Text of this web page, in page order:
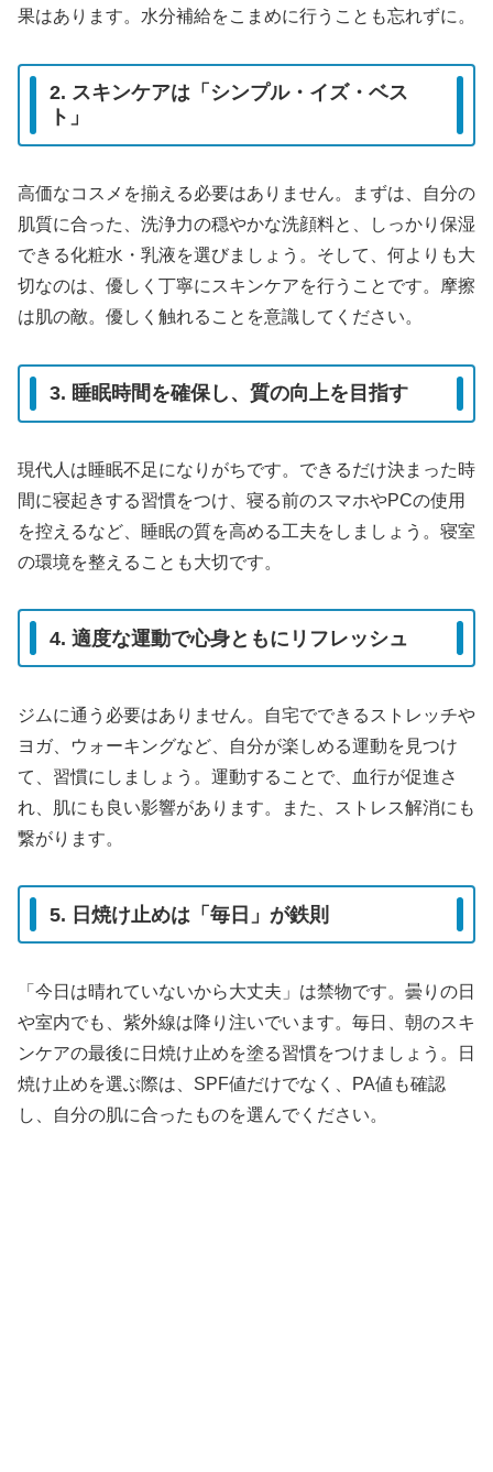
果はあります。水分補給をこまめに行うことも忘れずに。
2. スキンケアは「シンプル・イズ・ベス
ト」
高価なコスメを揃える必要はありません。まずは、自分の
肌質に合った、洗浄力の穏やかな洗顔料と、しっかり保湿
できる化粧水・乳液を選びましょう。そして、何よりも大
切なのは、優しく丁寧にスキンケアを行うことです。摩擦
は肌の敵。優しく触れることを意識してください。
3. 睡眠時間を確保し、質の向上を目指す
現代人は睡眠不足になりがちです。できるだけ決まった時
間に寝起きする習慣をつけ、寝る前のスマホやPCの使用
を控えるなど、睡眠の質を高める工夫をしましょう。寝室
の環境を整えることも大切です。
4. 適度な運動で心身ともにリフレッシュ
ジムに通う必要はありません。自宅でできるストレッチや
ヨガ、ウォーキングなど、自分が楽しめる運動を見つけ
て、習慣にしましょう。運動することで、血行が促進さ
れ、肌にも良い影響があります。また、ストレス解消にも
繋がります。
5. 日焼け止めは「毎日」が鉄則
「今日は晴れていないから大丈夫」は禁物です。曇りの日
や室内でも、紫外線は降り注いでいます。毎日、朝のスキ
ンケアの最後に日焼け止めを塗る習慣をつけましょう。日
焼け止めを選ぶ際は、SPF値だけでなく、PA値も確認
し、自分の肌に合ったものを選んでください。